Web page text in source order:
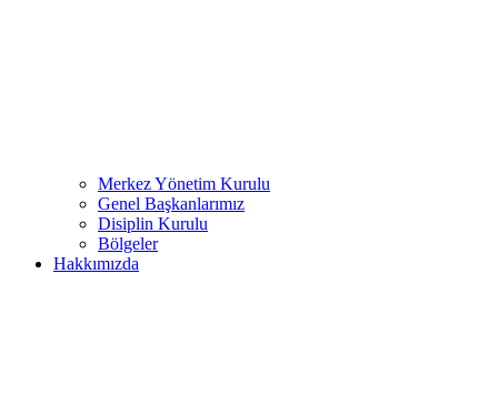
Merkez Yönetim Kurulu
Genel Başkanlarımız
Disiplin Kurulu
Bölgeler
Hakkımızda